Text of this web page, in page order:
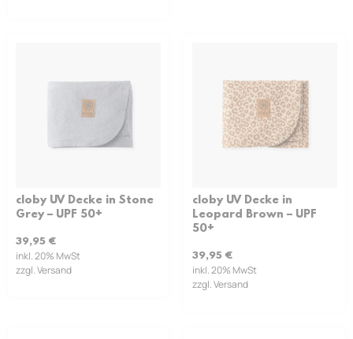
cloby UV Decke in Stone
Grey – UPF 50+
39,95 €
inkl. 20% MwSt
zzgl. Versand
cloby UV Decke in
Leopard Brown – UPF
50+
39,95 €
inkl. 20% MwSt
zzgl. Versand